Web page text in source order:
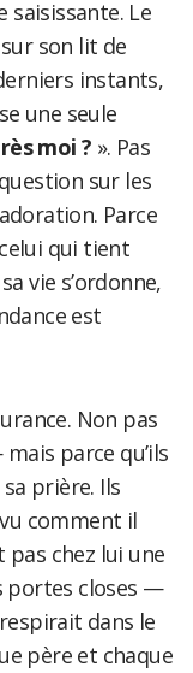
saisissante. Le
son lit de
instants,
une seule
ès moi ? ». Pas
sur les
Parce
qui tient
vie s’ordonne,
est
Non pas
parce qu’ils
prière. Ils
comment il
pas chez lui une
portes closes —
dans le
père et chaque